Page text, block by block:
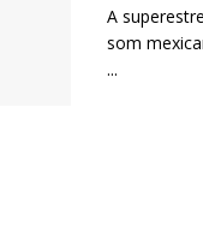
A
som
...